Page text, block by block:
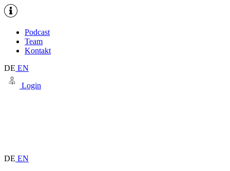
Podcast
Team
Kontakt
DE EN
Login
DE EN